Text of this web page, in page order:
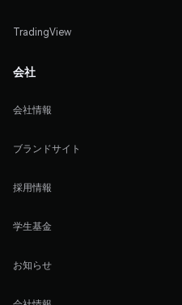
TradingView
会社
会社情報
ブランドサイト
採用情報
学生基金
お知らせ